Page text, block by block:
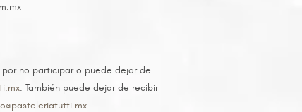
no participar o puede dejar de
. También puede dejar de recibir